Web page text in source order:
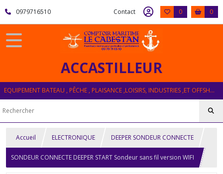
0979716510 Contact 0 0
ACCASTILLEUR
EQUIPEMENT BATEAU , PÊCHE , PLAISANCE ,LOISIRS, INDUSTRIES ,ET OFFSHORE
Accueil ELECTRONIQUE DEEPER SONDEUR CONNECTE
SONDEUR CONNECTE DEEPER START Sondeur sans fil version WIFI